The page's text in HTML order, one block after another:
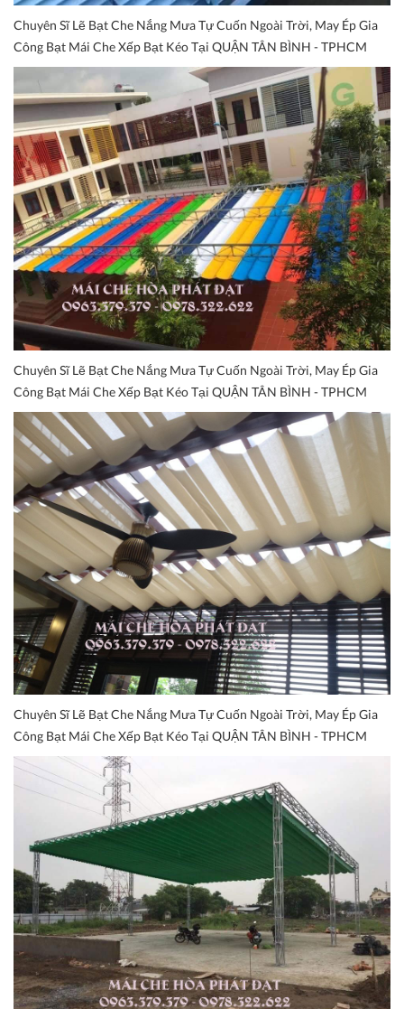
Chuyên Sĩ Lẽ Bạt Che Nắng Mưa Tự Cuốn Ngoài Trời, May Ép Gia
Công Bạt Mái Che Xếp Bạt Kéo Tại QUẬN TÂN BÌNH - TPHCM
Chuyên Sĩ Lẽ Bạt Che Nắng Mưa Tự Cuốn Ngoài Trời, May Ép Gia
Công Bạt Mái Che Xếp Bạt Kéo Tại QUẬN TÂN BÌNH - TPHCM
Chuyên Sĩ Lẽ Bạt Che Nắng Mưa Tự Cuốn Ngoài Trời, May Ép Gia
Công Bạt Mái Che Xếp Bạt Kéo Tại QUẬN TÂN BÌNH - TPHCM